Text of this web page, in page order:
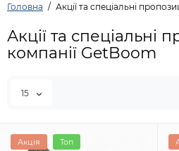
Головна Акції та спеціальні
Акції та спеціальні
компанії GetBoom
15
Акція Топ